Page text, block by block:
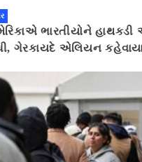
ભારતીયોને હાથકડી
ગેરકાયદે એલિયન